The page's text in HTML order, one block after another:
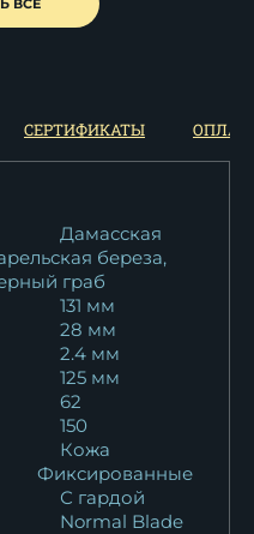
Булат
M390
К340
дамаск
с...
СЕРТИФИКАТЫ
Дамасская
береза,
граб
131 мм
28 мм
2.4 мм
125 мм
62
150
Кожа
Фиксированные
С гардой
Normal Blade